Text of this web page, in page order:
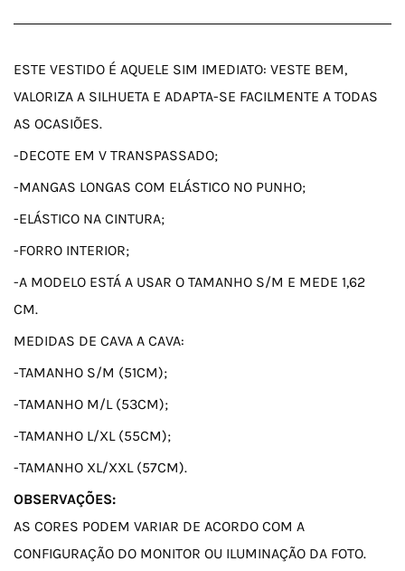
ESTE VESTIDO É AQUELE SIM IMEDIATO: VESTE BEM,
VALORIZA A SILHUETA E ADAPTA-SE FACILMENTE A TODAS
AS OCASIÕES.
-DECOTE EM V TRANSPASSADO;
-MANGAS LONGAS COM ELÁSTICO NO PUNHO;
-ELÁSTICO NA CINTURA;
-FORRO INTERIOR;
-A MODELO ESTÁ A USAR O TAMANHO S/M E MEDE 1,62
CM.
MEDIDAS DE CAVA A CAVA:
-TAMANHO S/M (51CM);
-TAMANHO M/L (53CM);
-TAMANHO L/XL (55CM);
-TAMANHO XL/XXL (57CM).
OBSERVAÇÕES:
AS CORES PODEM VARIAR DE ACORDO COM A
CONFIGURAÇÃO DO MONITOR OU ILUMINAÇÃO DA FOTO.